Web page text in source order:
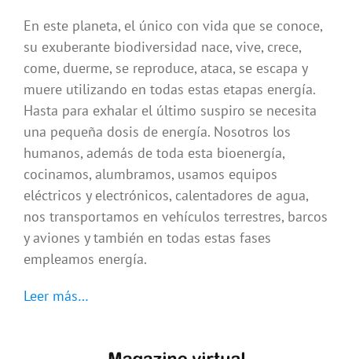
En este planeta, el único con vida que se conoce,
su exuberante biodiversidad nace, vive, crece,
come, duerme, se reproduce, ataca, se escapa y
muere utilizando en todas estas etapas energía.
Hasta para exhalar el último suspiro se necesita
una pequeña dosis de energía. Nosotros los
humanos, además de toda esta bioenergía,
cocinamos, alumbramos, usamos equipos
eléctricos y electrónicos, calentadores de agua,
nos transportamos en vehículos terrestres, barcos
y aviones y también en todas estas fases
empleamos energía.
Leer más…